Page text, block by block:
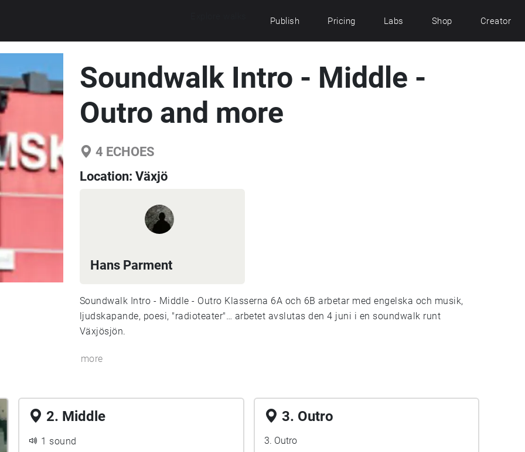
Publish Pricing Labs Shop Creator
Soundwalk Intro - Middle -
Outro and more
4 ECHOES
Location: Växjö
Hans Parment
Soundwalk Intro - Middle - Outro Klasserna 6A och 6B arbetar med engelska och musik,
ljudskapande, poesi, "radioteater"… arbetet avslutas den 4 juni i en soundwalk runt
Växjösjön.
more
2. Middle
1 sound
3. Outro
3. Outro